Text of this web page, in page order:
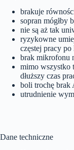
brakuje
sopran mógłby
nie są aż tak
ryzykowne
częstej pracy
brak mikrofonu
mimo wszystko
dłuższy czas
boli trochę brak
utrudnienie
Dane techniczne